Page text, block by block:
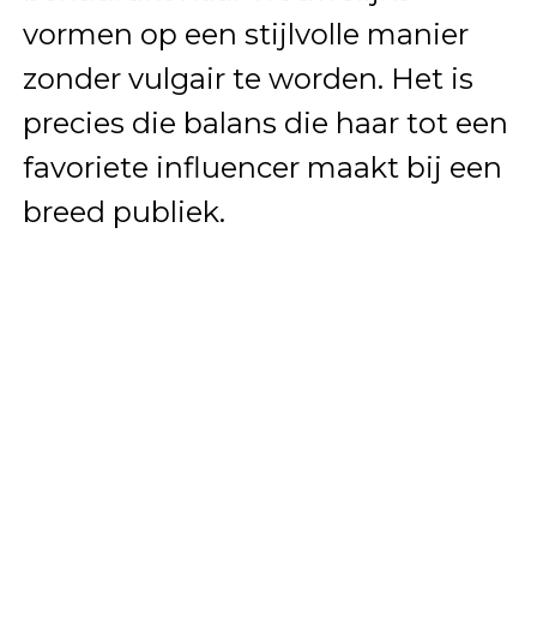
vormen op een stijlvolle manier
zonder vulgair te worden. Het is
precies die balans die haar tot een
favoriete influencer maakt bij een
breed publiek.